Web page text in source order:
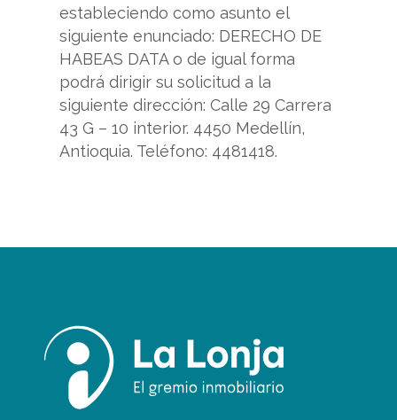
estableciendo como asunto el
siguiente enunciado: DERECHO DE
HABEAS DATA o de igual forma
podrá dirigir su solicitud a la
siguiente dirección: Calle 29 Carrera
43 G – 10 interior. 4450 Medellín,
Antioquia. Teléfono: 4481418.